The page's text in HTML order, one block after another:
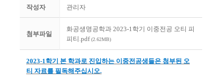
작성자 관리자
첨부파일
화공생명공학과 2023-1학기 이중전공 오티 피
피티.pdf(2.62MB)
2023-1학기 본 학과로 진입하는 이중전공생들은 첨부된 오
티 자료를 필독해주십시오.